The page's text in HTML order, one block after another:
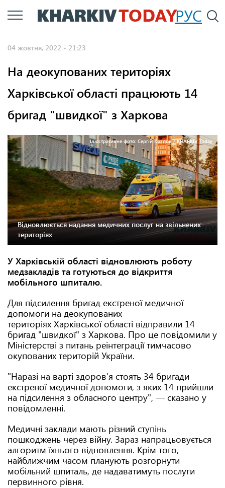
Перейти
до
РУС
04 жовтня, 2022 - 21:23
На деокупованих територіях
Харківської області працюють 14
бригад "швидкої" з Харкова
Ілюстративне фото: Сергій Козлов / KHARKIV Today
Відновлюється надання медичних послуг на звільнених
територіях
У Харківській області відновлюють роботу
медзакладів та готуються до відкриття
мобільного шпиталю.
Для підсилення бригад екстреної медичної
допомоги на деокупованих
територіях Харківської області відправили 14
бригад "швидкої" з Харкова. Про це повідомили у
Міністерстві з питань реінтеграції тимчасово
окупованих територій України.
"Наразі на варті здоров’я стоять 34 бригади
екстреної медичної допомоги, з яких 14 прийшли
на підсилення з обласного центру", — сказано у
повідомленні.
Медичні заклади мають різний ступінь
пошкоджень через війну. Зараз напрацьовується
алгоритм їхнього відновлення. Крім того,
найближчим часом планують розгорнути
мобільний шпиталь, де надаватимуть послуги
первинного рівня.